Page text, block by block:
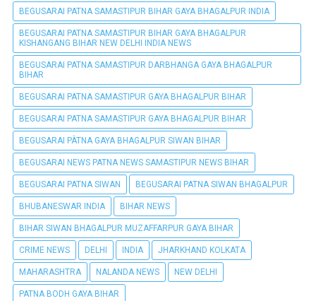
BEGUSARAI PATNA SAMASTIPUR BIHAR GAYA BHAGALPUR INDIA
BEGUSARAI PATNA SAMASTIPUR BIHAR GAYA BHAGALPUR
KISHANGANG BIHAR NEW DELHI INDIA NEWS
BEGUSARAI PATNA SAMASTIPUR DARBHANGA GAYA BHAGALPUR
BIHAR
BEGUSARAI PATNA SAMASTIPUR GAYA BHAGALPUR BIHAR
BEGUSARAI PATNA SAMASTIPUR GAYA BHAGALPUR BIHAR
BEGUSARAI PÀTNA GAYA BHAGALPUR SIWAN BIHAR
BEGUSARAI NEWS PATNA NEWS SAMASTIPUR NEWS BIHAR
BEGUSARAI PATNA SIWAN BEGUSARAI PATNA SIWAN BHAGALPUR
BHUBANESWAR INDIA BIHAR NEWS
BIHAR SIWAN BHAGALPUR MUZAFFARPUR GAYA BIHAR
CRIME NEWS DELHI INDIA JHARKHAND KOLKATA
MAHARASHTRA NALANDA NEWS NEW DELHI
PATNA BODH GAYA BIHAR